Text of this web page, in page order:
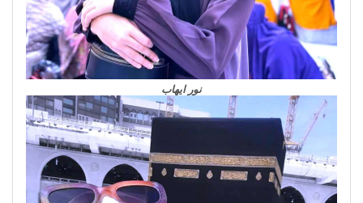
نور ايهاب